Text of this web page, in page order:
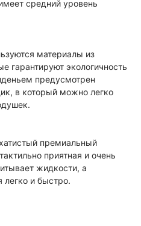
средний уровень
материалы из
гарантируют экологичность
предусмотрен
в который можно легко
премиальный
приятная и очень
жидкости, а
легко и быстро.